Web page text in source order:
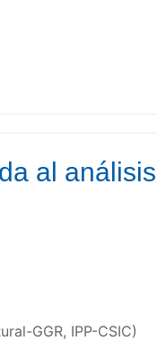
al
GGR, IPP-CSIC)